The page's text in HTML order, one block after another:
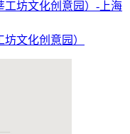
文化创意园）